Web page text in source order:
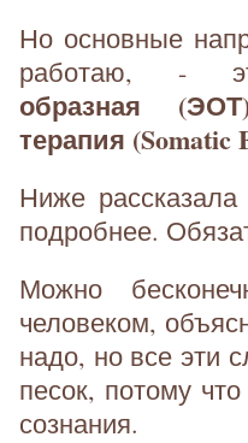
Но основные
работаю, -
образная
терапия (Somatic
Ниже
подробнее.
Можно
человеком,
надо, но все эти
песок, потому
сознания.